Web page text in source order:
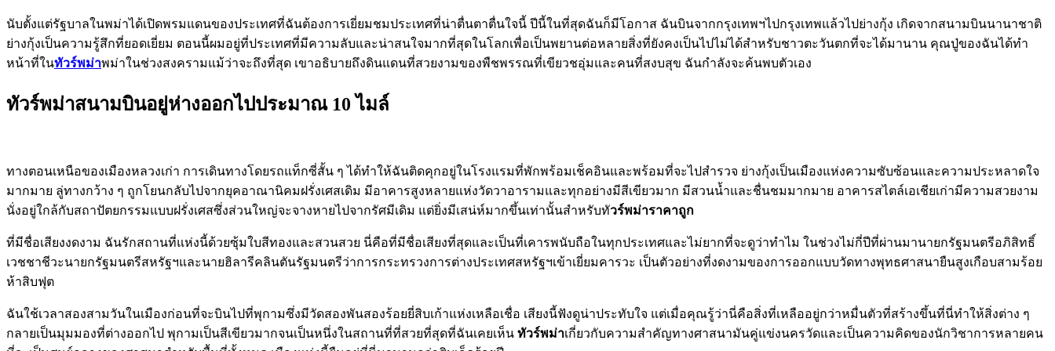
นับตั้งแต่รัฐบาลในพม่าได้เปิดพรมแดนของประเทศที่ฉันต้องการเยี่ยมชมประเทศที่น่าตื่นตาตื่นใจนี้ ปีนี้ในที่สุดฉันก็มีโอกาส ฉันบินจากกรุงเทพฯไปกรุงเทพแล้วไปย่างกุ้ง เกิดจากสนามบินนานาชาติ
ย่างกุ้งเป็นความรู้สึกที่ยอดเยี่ยม ตอนนี้ผมอยู่ที่ประเทศที่มีความลับและน่าสนใจมากที่สุดในโลกเพื่อเป็นพยานต่อหลายสิ่งที่ยังคงเป็นไปไม่ได้สำหรับชาวตะวันตกที่จะได้มานาน คุณปู่ของฉันได้ทำ
หน้าที่ในทัวร์พม่าพม่าในช่วงสงครามแม้ว่าจะถึงที่สุด เขาอธิบายถึงดินแดนที่สวยงามของพืชพรรณที่เขียวชอุ่มและคนที่สงบสุข ฉันกำลังจะค้นพบตัวเอง
ทัวร์พม่าสนามบินอยู่ห่างออกไปประมาณ 10 ไมล์
ทางตอนเหนือของเมืองหลวงเก่า การเดินทางโดยรถแท็กซี่สั้น ๆ ได้ทำให้ฉันติดคุกอยู่ในโรงแรมที่พักพร้อมเช็คอินและพร้อมที่จะไปสำรวจ ย่างกุ้งเป็นเมืองแห่งความซับซ้อนและความประหลาดใจ
มากมาย ลู่ทางกว้าง ๆ ถูกโยนกลับไปจากยุคอาณานิคมฝรั่งเศสเดิม มีอาคารสูงหลายแห่งวัดวาอารามและทุกอย่างมีสีเขียวมาก มีสวนน้ำและชื่นชมมากมาย อาคารสไตล์เอเชียเก่ามีความสวยงาม
นั่งอยู่ใกล้กับสถาปัตยกรรมแบบฝรั่งเศสซึ่งส่วนใหญ่จะจางหายไปจากรัศมีเดิม แต่ยิ่งมีเสน่ห์มากขึ้นเท่านั้นสำหรับทัวร์พม่าราคาถูก
ที่มีชื่อเสียงงดงาม ฉันรักสถานที่แห่งนี้ด้วยซุ้มใบสีทองและสวนสวย นี่คือที่มีชื่อเสียงที่สุดและเป็นที่เคารพนับถือในทุกประเทศและไม่ยากที่จะดูว่าทำไม ในช่วงไม่กี่ปีที่ผ่านมานายกรัฐมนตรีอภิสิทธิ์
เวชชาชีวะนายกรัฐมนตรีสหรัฐฯและนายฮิลารีคลินตันรัฐมนตรีว่าการกระทรวงการต่างประเทศสหรัฐฯเข้าเยี่ยมคารวะ เป็นตัวอย่างที่งดงามของการออกแบบวัดทางพุทธศาสนายืนสูงเกือบสามร้อย
ห้าสิบฟุต
ฉันใช้เวลาสองสามวันในเมืองก่อนที่จะบินไปที่พุกามซึ่งมีวัดสองพันสองร้อยยี่สิบเก้าแห่งเหลือเชื่อ เสียงนี้ฟังดูน่าประทับใจ แต่เมื่อคุณรู้ว่านี่คือสิ่งที่เหลืออยู่กว่าหมื่นตัวที่สร้างขึ้นที่นี่ทำให้สิ่งต่าง ๆ
กลายเป็นมุมมองที่ต่างออกไป พุกามเป็นสีเขียวมากจนเป็นหนึ่งในสถานที่ที่สวยที่สุดที่ฉันเคยเห็น ทัวร์พม่าเกี่ยวกับความสำคัญทางศาสนามันคู่แข่งนครวัดและเป็นความคิดของนักวิชาการหลายคน